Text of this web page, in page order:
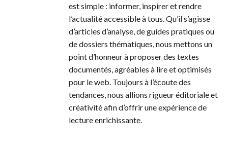
est simple : informer, inspirer et rendre
l’actualité accessible à tous. Qu’il s’agisse
d’articles d’analyse, de guides pratiques ou
de dossiers thématiques, nous mettons un
point d’honneur à proposer des textes
documentés, agréables à lire et optimisés
pour le web. Toujours à l’écoute des
tendances, nous allions rigueur éditoriale et
créativité afin d’offrir une expérience de
lecture enrichissante.